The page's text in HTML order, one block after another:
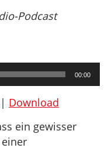
Podcast
00:00
| Download
ein gewisser